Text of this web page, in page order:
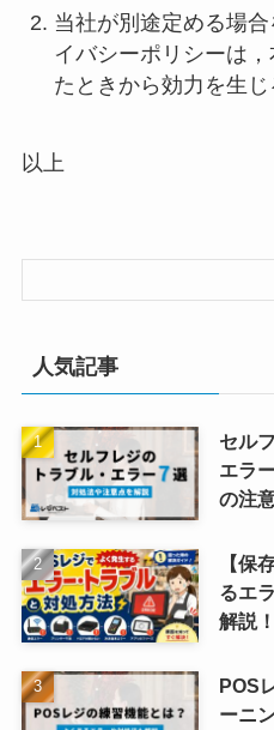
当社が別途定める場
イバシーポリシーは
たときから効力を生じ
以上
人気記事
セル
エラ
の注
【保
るエ
解説！
POS
ーニ